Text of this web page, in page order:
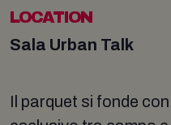
LOCATION
Sala Urban Talk
Il parquet si fonde